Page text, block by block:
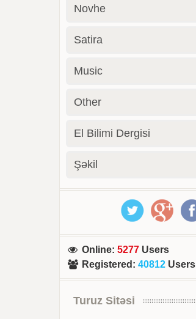
Novhe
Satira
Music
Other
El Bilimi Dergisi
Şəkil
Online:5277 Users
Registered :40812 Users
Turuz Sitəsi